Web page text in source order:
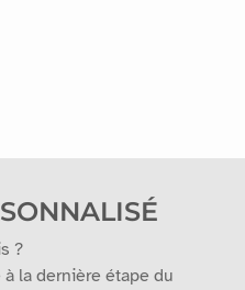
?
la dernière étape du